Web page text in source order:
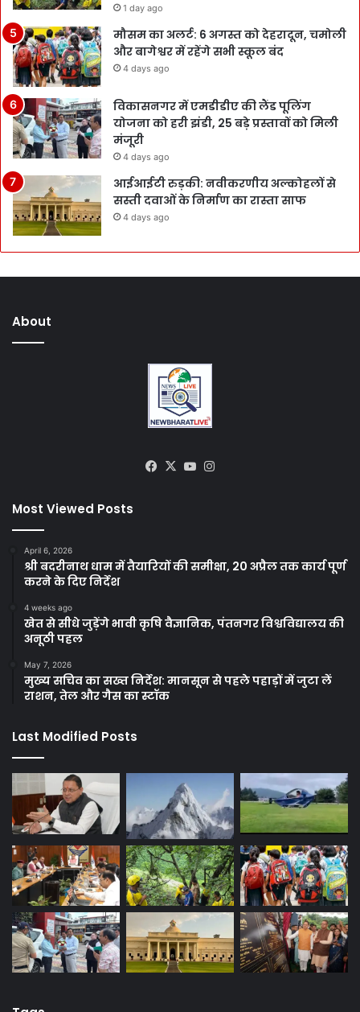
1 day ago
मौसम का अलर्ट: 6 अगस्त को देहरादून, चमोली
और बागेश्वर में रहेंगे सभी स्कूल बंद
4 days ago
विकासनगर में एमडीडीए की लैंड पूलिंग
योजना को हरी झंडी, 25 बड़े प्रस्तावों को मिली
मंजूरी
4 days ago
आईआईटी रुड़की: नवीकरणीय अल्कोहलों से
सस्ती दवाओं के निर्माण का रास्ता साफ
4 days ago
About
Facebook
X YouTube
Most Viewed Posts
April 6, 2026
श्री बदरीनाथ धाम में तैयारियों की समीक्षा, 20 अप्रैल तक कार्य पूर्ण
करने के दिए निर्देश
4 weeks ago
खेत से सीधे जुड़ेंगे भावी कृषि वैज्ञानिक, पंतनगर विश्वविद्यालय की
अनूठी पहल
May 7, 2026
मुख्य सचिव का सख्त निर्देश: मानसून से पहले पहाड़ों में जुटा लें
राशन, तेल और गैस का स्टॉक
Last Modified Posts